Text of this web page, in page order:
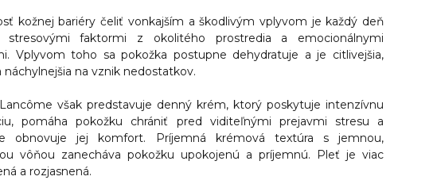
kožnej bariéry čeliť vonkajším a škodlivým vplyvom je každý deň
stresovými faktormi z okolitého prostredia a emocionálnymi
Vplyvom toho sa pokožka postupne dehydratuje a je citlivejšia,
náchylnejšia na vznik nedostatkov.
však predstavuje denný krém, ktorý poskytuje intenzívnu
pomáha pokožku chrániť pred viditeľnými prejavmi stresu a
obnovuje jej komfort. Príjemná krémová textúra s jemnou,
vôňou zanecháva pokožku upokojenú a príjemnú. Pleť je viac
a rozjasnená.